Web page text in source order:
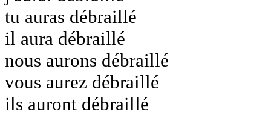
tu auras débraillé
il aura débraillé
nous aurons débraillé
vous aurez débraillé
ils auront débraillé